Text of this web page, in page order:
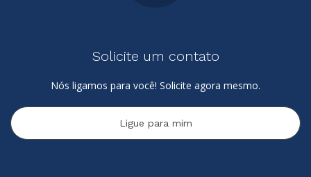
Solicite um contato
Nós ligamos para você! Solicite agora mesmo.
Ligue para mim